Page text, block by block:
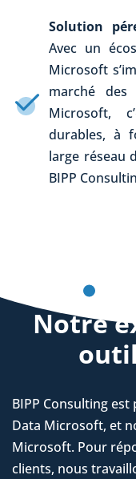
Solution
Avec un
Microsoft
marché
Microsoft,
durables, à
large réseau
BIPP
Notre
BIPP Consulting
Data Microsoft, et
Microsoft. Pour
clients, nous